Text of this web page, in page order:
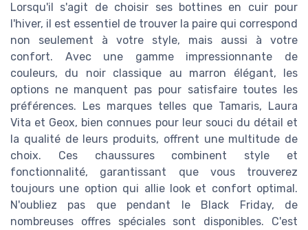
Lorsqu'il s'agit de choisir ses bottines en cuir pour
l'hiver, il est essentiel de trouver la paire qui correspond
non seulement à votre style, mais aussi à votre
confort. Avec une gamme impressionnante de
couleurs, du noir classique au marron élégant, les
options ne manquent pas pour satisfaire toutes les
préférences. Les marques telles que Tamaris, Laura
Vita et Geox, bien connues pour leur souci du détail et
la qualité de leurs produits, offrent une multitude de
choix. Ces chaussures combinent style et
fonctionnalité, garantissant que vous trouverez
toujours une option qui allie look et confort optimal.
N'oubliez pas que pendant le Black Friday, de
nombreuses offres spéciales sont disponibles. C'est